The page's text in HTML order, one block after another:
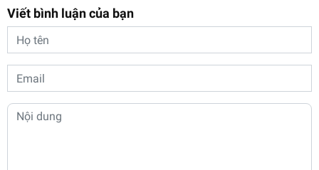
Viết bình luận của bạn